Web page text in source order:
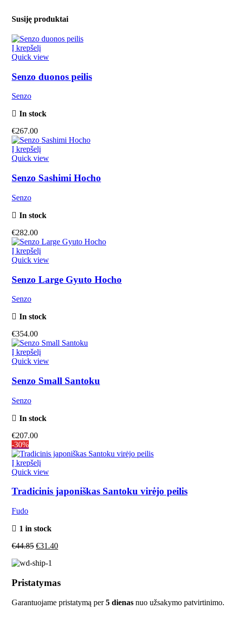
Susiję produktai
Į krepšelį
Quick view
Senzo duonos peilis
Senzo
In stock
€267.00
Į krepšelį
Quick view
Senzo Sashimi Hocho
Senzo
In stock
€282.00
Į krepšelį
Quick view
Senzo Large Gyuto Hocho
Senzo
In stock
€354.00
Į krepšelį
Quick view
Senzo Small Santoku
Senzo
In stock
€207.00
-30%
Į krepšelį
Quick view
Tradicinis japoniškas Santoku virėjo peilis
Fudo
1 in stock
€44.85 €31.40
Pristatymas
Garantuojame pristatymą per5 dienas nuo užsakymo patvirtinimo.